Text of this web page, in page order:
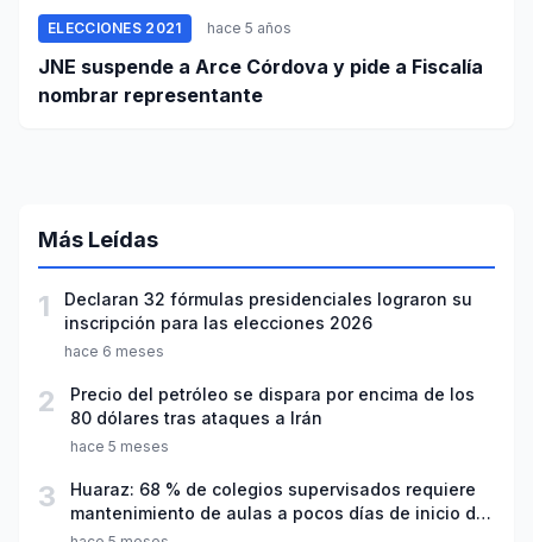
ELECCIONES 2021 hace 5 años
JNE suspende a Arce Córdova y pide a Fiscalía
nombrar representante
Más Leídas
1
Declaran 32 fórmulas presidenciales lograron su
inscripción para las elecciones 2026
hace 6 meses
2
Precio del petróleo se dispara por encima de los
80 dólares tras ataques a Irán
hace 5 meses
3
Huaraz: 68 % de colegios supervisados requiere
mantenimiento de aulas a pocos días de inicio del
año escolar 2026